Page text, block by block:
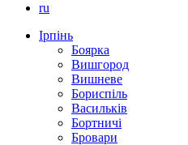
ru
Ірпінь
Боярка
Вишгород
Вишневе
Бориспіль
Васильків
Бортничі
Бровари